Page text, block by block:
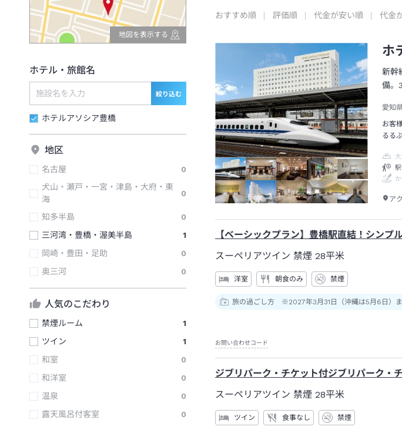
地図を表示する
ホテル・旅館名
絞り込む
ホテルアソシア豊橋
地区
名古屋
0
犬山・瀬戸・一宮・津島・大府・東
海
0
知多半島
0
三河湾・豊橋・渥美半島
1
岡崎・豊田・足助
0
奥三河
0
人気のこだわり
禁煙ルーム
1
ツイン
1
和室
0
和洋室
0
温泉
0
露天風呂付客室
0
おすすめ順 評価順 代金が安い順 代金
ホ
新幹
備。
愛知
お客
るる
ア
【ベーシックプラン】豊橋駅直結！シンプ
スーペリアツイン 禁煙 28平米
洋室 朝食のみ 禁煙
旅の過ごし方 ※2027年3月31日（沖縄は5月6日）
お問い合わせコード
ジブリパーク・チケット付ジブリパーク
スーペリアツイン 禁煙 28平米
ツイン 食事なし 禁煙